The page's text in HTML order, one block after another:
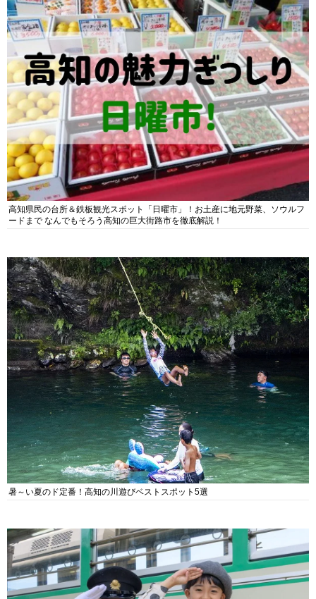
高知県民の台所＆鉄板観光スポット「日曜市」！お土産に地元野菜、ソウルフ
ードまで なんでもそろう高知の巨大街路市を徹底解説！
暑～い夏のド定番！高知の川遊びベストスポット5選